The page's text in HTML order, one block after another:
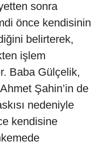
sonra
önce kendisinin
belirterek,
işlem
Baba Gülçelik,
Şahin’in de
nedeniyle
kendisine